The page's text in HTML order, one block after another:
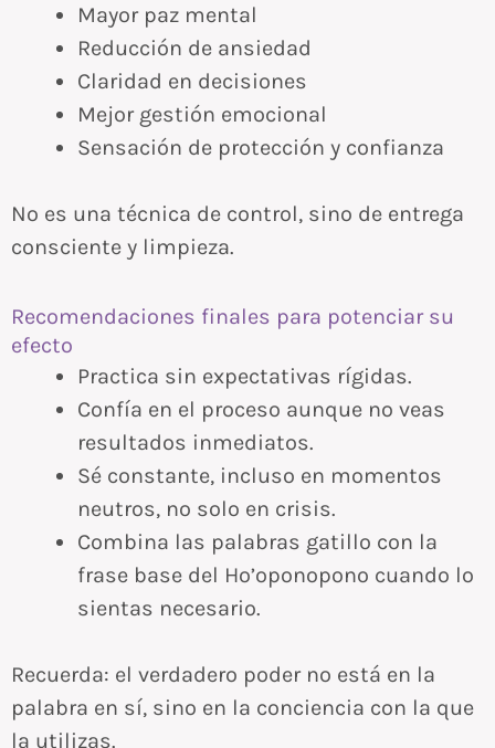
Mayor paz mental
Reducción de ansiedad
Claridad en decisiones
Mejor gestión emocional
Sensación de protección y confianza
No es una técnica de control, sino de entrega
consciente y limpieza.
Recomendaciones finales para potenciar su
efecto
Practica sin expectativas rígidas.
Confía en el proceso aunque no veas
resultados inmediatos.
Sé constante, incluso en momentos
neutros, no solo en crisis.
Combina las palabras gatillo con la
frase base del Ho’oponopono cuando lo
sientas necesario.
Recuerda: el verdadero poder no está en la
palabra en sí, sino en la conciencia con la que
la utilizas.